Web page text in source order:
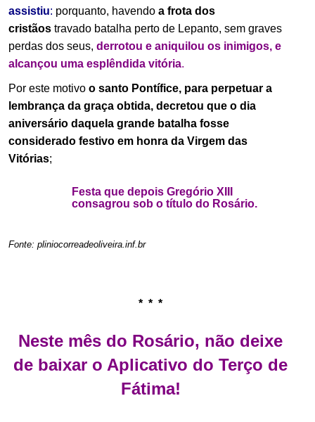
assistiu: porquanto, havendo a frota dos
cristãos travado batalha perto de Lepanto, sem graves
perdas dos seus, derrotou e aniquilou os inimigos, e
alcançou uma esplêndida vitória.
Por este motivo o santo Pontífice, para perpetuar a
lembrança da graça obtida, decretou que o dia
aniversário daquela grande batalha fosse
considerado festivo em honra da Virgem das
Vitórias;
Festa que depois Gregório XIII
consagrou sob o título do Rosário.
Fonte: pliniocorreadeoliveira.inf.br
* * *
Neste mês do Rosário, não deixe
de baixar o Aplicativo do Terço de
Fátima!